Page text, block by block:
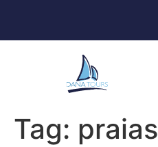
Tag: praias